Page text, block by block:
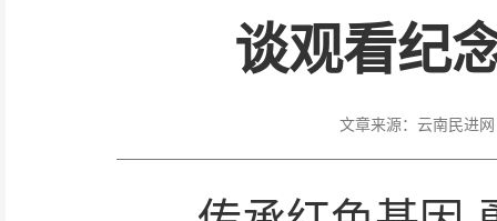
谈观看纪
文章来源： 云南民进网